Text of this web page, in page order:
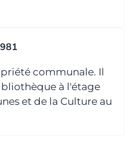
1981
communale. Il
à l'étage
et de la Culture au